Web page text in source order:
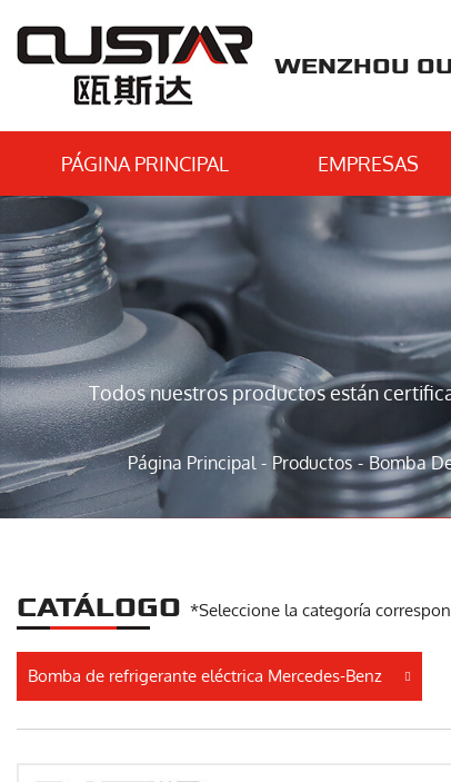
WENZHOU
PÁGINA PRINCIPAL EMPRESAS
Todos nuestros productos están
Página Principal Productos Bomba
CATÁLOGO *Seleccione la categoría
Bomba de refrigerante eléctrica Mercedes-Benz